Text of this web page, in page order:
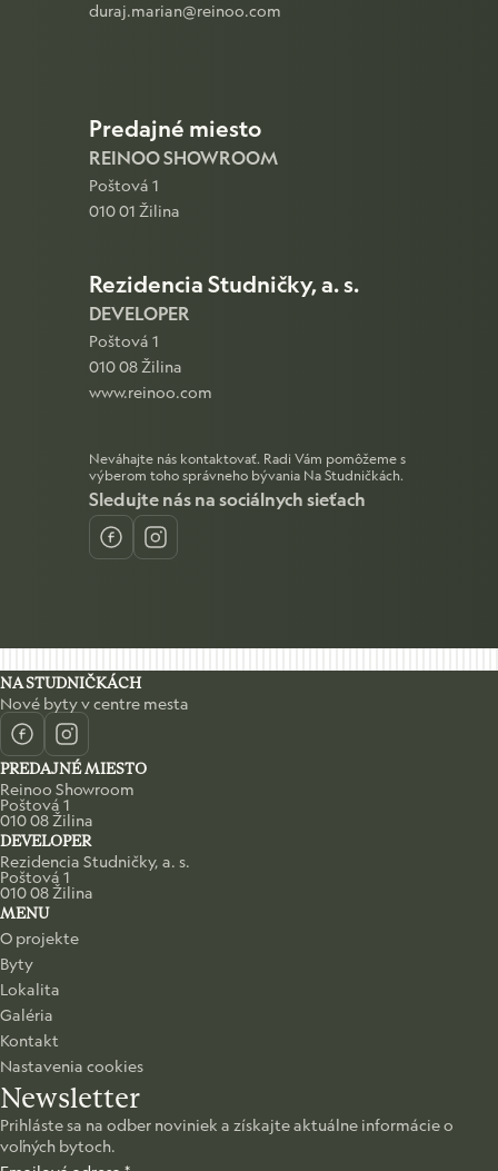
duraj.marian@reinoo.com
Predajné miesto
REINOO SHOWROOM
Poštová 1
010 01 Žilina
Rezidencia Studničky, a. s.
DEVELOPER
Poštová 1
010 08 Žilina
www.reinoo.com
Neváhajte nás kontaktovať. Radi Vám pomôžeme s
výberom toho správneho bývania Na Studničkách.
Sledujte nás na sociálnych sieťach
FacebookInstagram
NA STUDNIČKÁCH
Nové byty v centre mesta
FacebookInstagram
PREDAJNÉ MIESTO
Reinoo Showroom
Poštová 1
010 08 Žilina
DEVELOPER
Rezidencia Studničky, a. s.
Poštová 1
010 08 Žilina
MENU
O projekte
Byty
Lokalita
Galéria
Kontakt
Nastavenia cookies
Newsletter
Prihláste sa na odber noviniek a získajte aktuálne informácie o
voľných bytoch.